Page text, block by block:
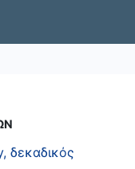
δεκαδικός